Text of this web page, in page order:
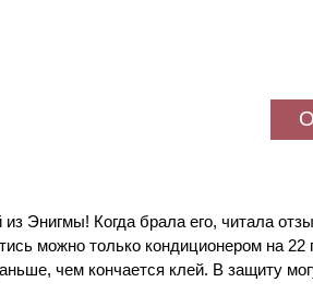
Энигмы! Когда брала его, читала
можно только кондиционером на
чем кончается клей. В защиту